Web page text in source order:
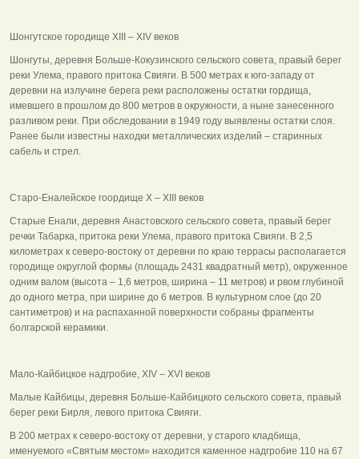
Шонгутское городище ХIII – ХIV веков
Шонгуты, деревня Больше-Кокузинского сельского совета, правый берег
реки Улема, правого притока Свияги. В 500 метрах к юго-западу от
деревни на излучине берега реки расположены остатки гордища,
имевшего в прошлом до 800 метров в окружности, а ныне занесенного
разливом реки. При обследовании в 1949 году выявлены остатки слоя.
Ранее были известны находки металлических изделий – старинных
сабель и стрел.
Старо-Еналейское гоордище Х – ХIII веков
Старые Енали, деревня Анастовского сельского совета, правый берег
речки Табарка, притока реки Улема, правого притока Свияги. В 2,5
километрах к северо-востоку от деревни по краю террасы располагается
городище округлой формы (площадь 2431 квадратный метр), окруженное
одним валом (высота – 1,6 метров, ширина – 11 метров) и рвом глубиной
до одного метра, при ширине до 6 метров. В культурном слое (до 20
сантиметров) и на распаханной поверхности собраны фрагменты
болгарской керамики.
Мало-Кайбицкое надгробие, ХIV – ХVI веков
Малые Кайбицы, деревня Больше-Кайбицкого сельского совета, правый
берег реки Бирля, левого притока Свияги.
В 200 метрах к северо-востоку от деревни, у старого кладбища,
именуемого «Святым местом» находится каменное надгробие 110 на 67